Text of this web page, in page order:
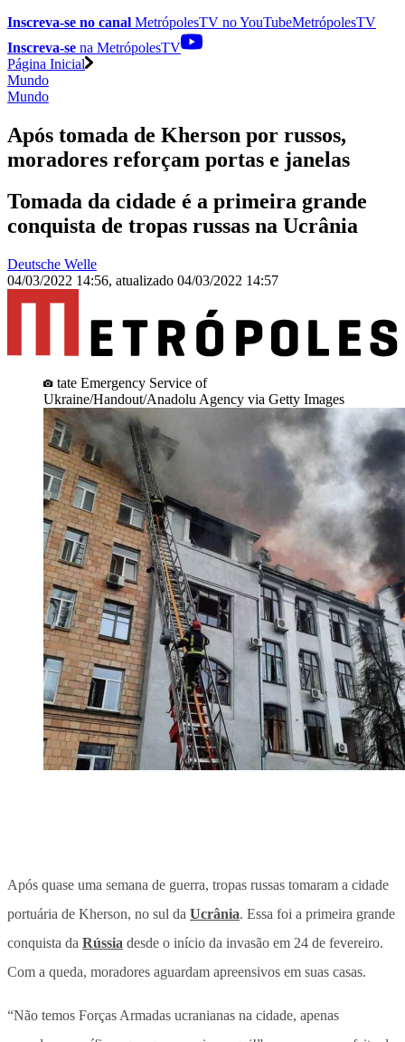
Inscreva-se no canal MetrópolesTV noYouTubeMetrópolesTV
Inscreva-se na MetrópolesTV
Página Inicial
Mundo
Mundo
Após tomada de Kherson por russos,
moradores reforçam portas e janelas
Tomada da cidade é a primeira grande
conquista de tropas russas na Ucrânia
Deutsche Welle
04/03/2022 14:56, atualizado 04/03/2022 14:57
tate Emergency Service of
Ukraine/Handout/Anadolu Agency via Getty Images
Após quase uma semana de guerra, tropas russas tomaram a cidade
portuária de Kherson, no sul da Ucrânia. Essa foi a primeira grande
conquista da Rússia desde o início da invasão em 24 de fevereiro.
Com a queda, moradores aguardam apreensivos em suas casas.
“Não temos Forças Armadas ucranianas na cidade, apenas